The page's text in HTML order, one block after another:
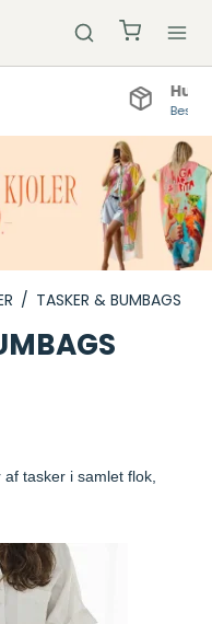
samme dag
/ TASKER & BUMBAGS
af tasker i samlet flok,